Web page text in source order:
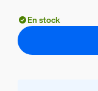
En stock